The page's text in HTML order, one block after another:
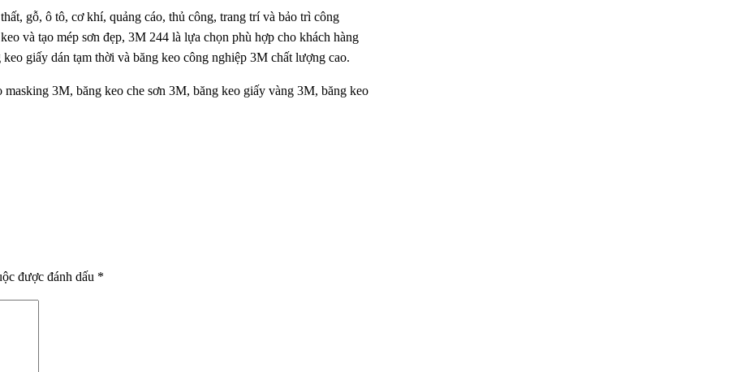
gỗ, ô tô, cơ khí, quảng cáo, thủ công, trang trí và bảo trì công
và tạo mép sơn đẹp, 3M 244 là lựa chọn phù hợp cho khách hàng
giấy dán tạm thời và băng keo công nghiệp 3M chất lượng cao.
3M, băng keo che sơn 3M, băng keo giấy vàng 3M, băng keo
được đánh dấu *